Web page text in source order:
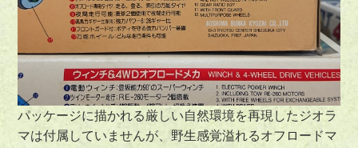
パッケージに描かれる厳しい自然環境を再現したジオラ
マは付属していませんが、 野生感覚溢れるオフロードマ